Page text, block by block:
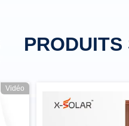
PRODUITS
Vidéo